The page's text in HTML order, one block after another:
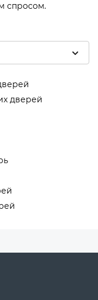
спросом.
дверей